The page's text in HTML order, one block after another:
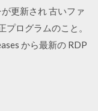
更新され 古いファ
ログラムのこと。
から最新の RDP